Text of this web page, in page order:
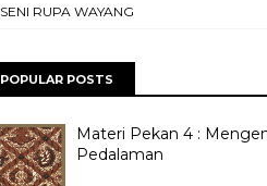
SENI RUPA WAYANG
POPULAR POSTS
Materi Pekan 4 :
Pedalaman